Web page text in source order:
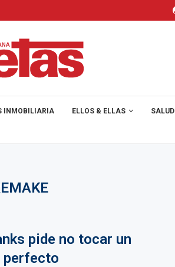
INMOBILIARIA ELLOS & ELLAS SALUD
pide no tocar un